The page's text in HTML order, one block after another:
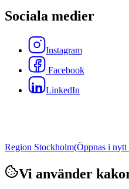
Sociala medier
Instagram
Facebook
LinkedIn
Region Stockholm(Öppnas i nytt
Vi använder